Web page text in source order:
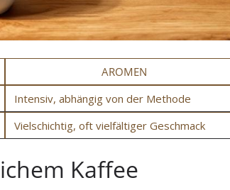
AROMEN
Intensiv, abhängig von der Methode
Vielschichtig, oft vielfältiger Geschmack
Kaffee